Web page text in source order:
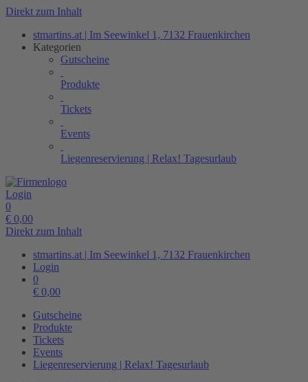
Direkt zum Inhalt
stmartins.at | Im Seewinkel 1, 7132 Frauenkirchen
Kategorien
Gutscheine
Produkte
Tickets
Events
Liegenreservierung | Relax! Tagesurlaub
Login
0
€ 0,00
Direkt zum Inhalt
stmartins.at | Im Seewinkel 1, 7132 Frauenkirchen
Login
0
€ 0,00
Gutscheine
Produkte
Tickets
Events
Liegenreservierung | Relax! Tagesurlaub